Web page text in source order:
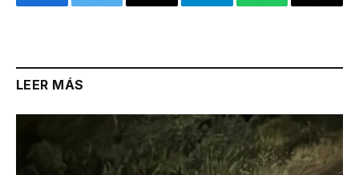
FacebookTwitter Email TelegramWhatsAppCopy
LEER MÁS